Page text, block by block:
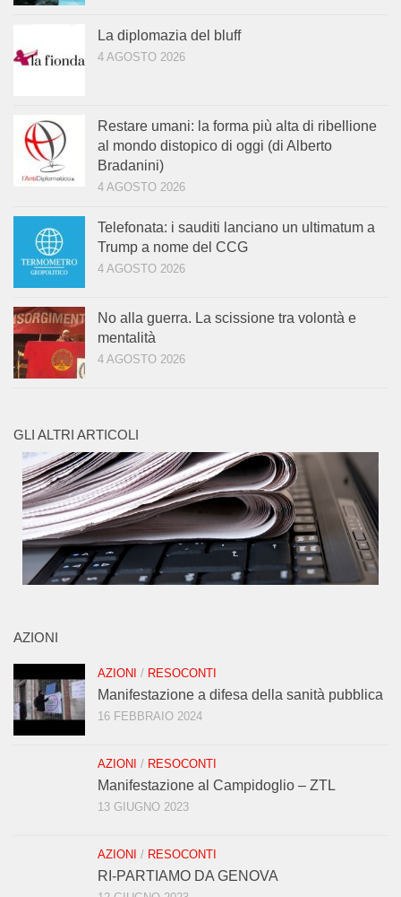
La diplomazia del bluff
4 AGOSTO 2026
Restare umani: la forma più alta di ribellione
al mondo distopico di oggi (di Alberto
Bradanini)
4 AGOSTO 2026
Telefonata: i sauditi lanciano un ultimatum a
Trump a nome del CCG
4 AGOSTO 2026
No alla guerra. La scissione tra volontà e
mentalità
4 AGOSTO 2026
GLI ALTRI ARTICOLI
AZIONI
AZIONI / RESOCONTI
Manifestazione a difesa della sanità pubblica
16 FEBBRAIO 2024
AZIONI / RESOCONTI
Manifestazione al Campidoglio – ZTL
13 GIUGNO 2023
AZIONI / RESOCONTI
RI-PARTIAMO DA GENOVA